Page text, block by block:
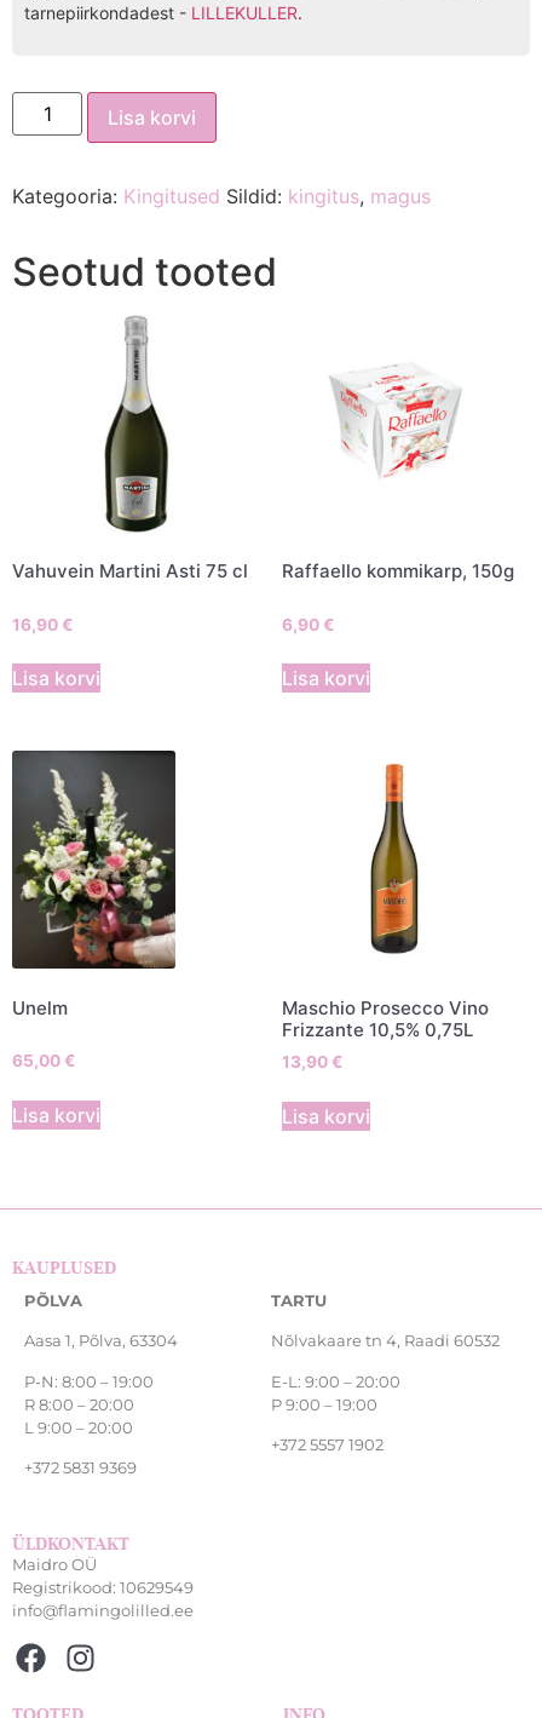
tarnepiirkondadest - LILLEKULLER.
Lisa korvi
Kategooria: Kingitused Sildid: kingitus, magus
Seotud tooted
Vahuvein Martini Asti 75 cl
16,90€
Lisa korvi
Raffaello kommikarp, 150g
6,90€
Lisa korvi
Unelm
65,00€
Lisa korvi
Maschio Prosecco Vino
Frizzante 10,5% 0,75L
13,90€
Lisa korvi
KAUPLUSED
PÕLVA
Aasa 1, Põlva, 63304
P-N: 8:00 – 19:00
R 8:00 – 20:00
L 9:00 – 20:00
+372 5831 9369
TARTU
Nõlvakaare tn 4, Raadi 60532
E-L: 9:00 – 20:00
P 9:00 – 19:00
+372 5557 1902
ÜLDKONTAKT
Maidro OÜ
Registrikood: 10629549
info@flamingolilled.ee